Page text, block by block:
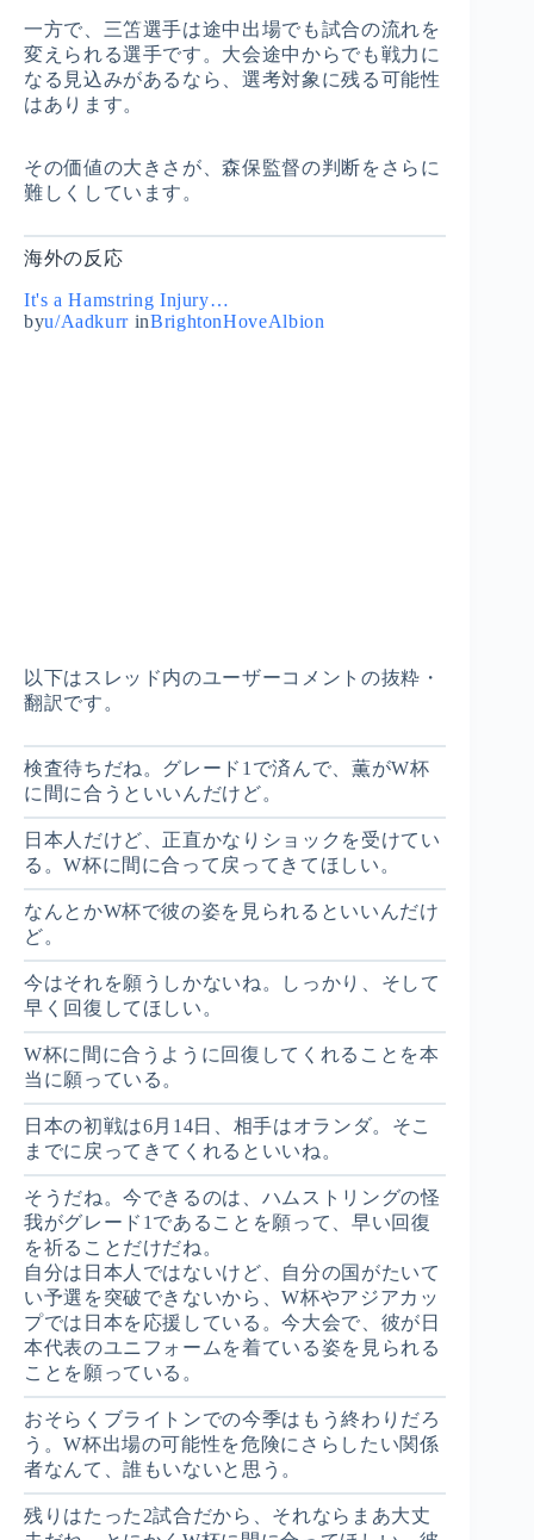
一方で、三笘選手は途中出場でも試合の流れを
変えられる選手です。大会途中からでも戦力に
なる見込みがあるなら、選考対象に残る可能性
はあります。
その価値の大きさが、森保監督の判断をさらに
難しくしています。
海外の反応
It's a Hamstring Injury…
byu/Aadkurr inBrightonHoveAlbion
以下はスレッド内のユーザーコメントの抜粋・
翻訳です。
検査待ちだね。グレード1で済んで、薫がW杯
に間に合うといいんだけど。
日本人だけど、正直かなりショックを受けてい
る。W杯に間に合って戻ってきてほしい。
なんとかW杯で彼の姿を見られるといいんだけ
ど。
今はそれを願うしかないね。しっかり、そして
早く回復してほしい。
W杯に間に合うように回復してくれることを本
当に願っている。
日本の初戦は6月14日、相手はオランダ。そこ
までに戻ってきてくれるといいね。
そうだね。今できるのは、ハムストリングの怪
我がグレード1であることを願って、早い回復
を祈ることだけだね。
自分は日本人ではないけど、自分の国がたいて
い予選を突破できないから、W杯やアジアカッ
プでは日本を応援している。今大会で、彼が日
本代表のユニフォームを着ている姿を見られる
ことを願っている。
おそらくブライトンでの今季はもう終わりだろ
う。W杯出場の可能性を危険にさらしたい関係
者なんて、誰もいないと思う。
残りはたった2試合だから、それならまあ大丈